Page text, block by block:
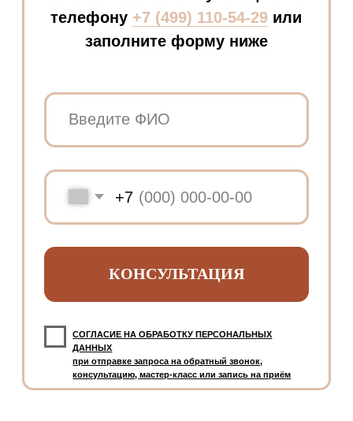
Восковая эпиляция
Лазерная эпиляция Elite+
Комплексы
Консультации
Документы
Приём косметолога
Приём дерматолога
Приём невролога
Заявления
Приём трихолога
Онлайн-консультации